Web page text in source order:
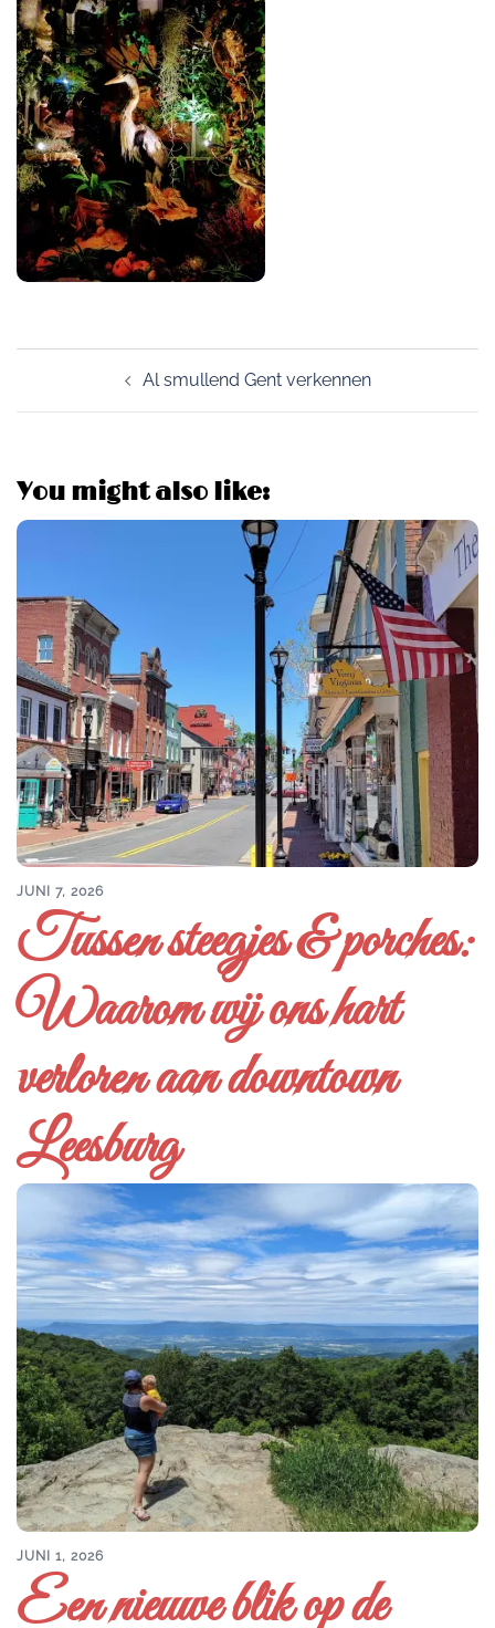
navigation
Al smullend Gent verkennen
You might also like:
JUNI 7, 2026
Tussen steegjes & porches:
Waarom wij ons hart
verloren aan downtown
Leesburg
JUNI 1, 2026
Een nieuwe blik op de